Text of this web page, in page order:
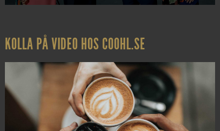
KOLLA PÅ VIDEO HOS COOHL.SE